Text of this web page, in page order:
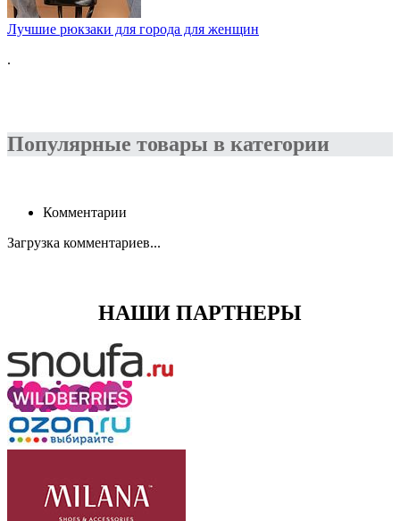
Лучшие рюкзаки для города для женщин
.
Популярные товары в категории
Комментарии
Загрузка комментариев...
НАШИ ПАРТНЕРЫ